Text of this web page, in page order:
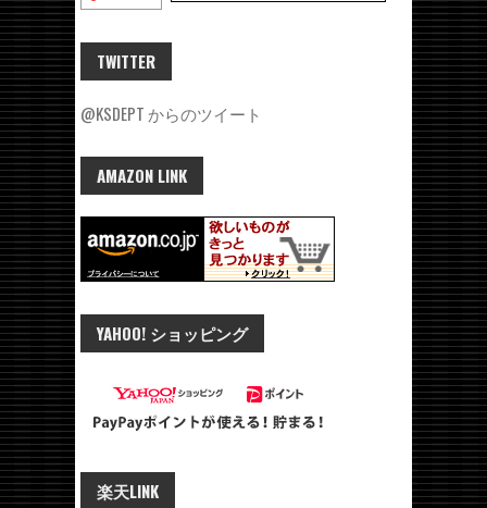
TWITTER
@KSDEPT からのツイート
AMAZON LINK
YAHOO! ショッピング
楽天LINK